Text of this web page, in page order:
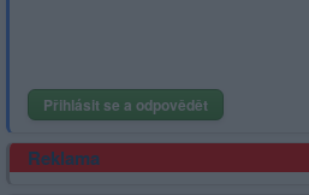
Přihlásit se a odpovědět
Reklama